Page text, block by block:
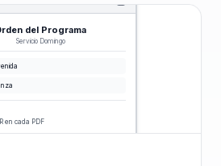
del Programa
Servicio Domingo
en cada PDF